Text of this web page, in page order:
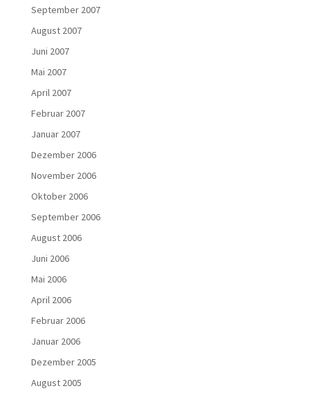
September 2007
August 2007
Juni 2007
Mai 2007
April 2007
Februar 2007
Januar 2007
Dezember 2006
November 2006
Oktober 2006
September 2006
August 2006
Juni 2006
Mai 2006
April 2006
Februar 2006
Januar 2006
Dezember 2005
August 2005